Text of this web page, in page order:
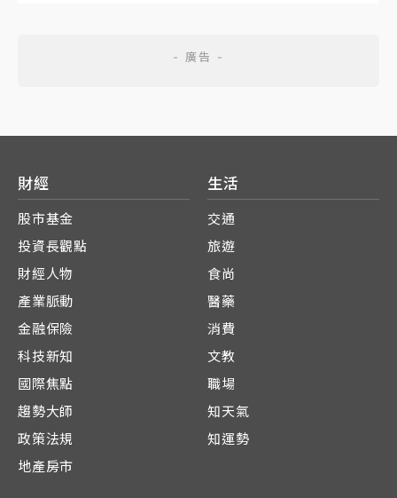
財經
股市基金
投資長觀點
財經人物
產業脈動
金融保險
科技新知
國際焦點
趨勢大師
政策法規
地產房市
生活
交通
旅遊
食尚
醫藥
消費
文教
職場
知天氣
知運勢